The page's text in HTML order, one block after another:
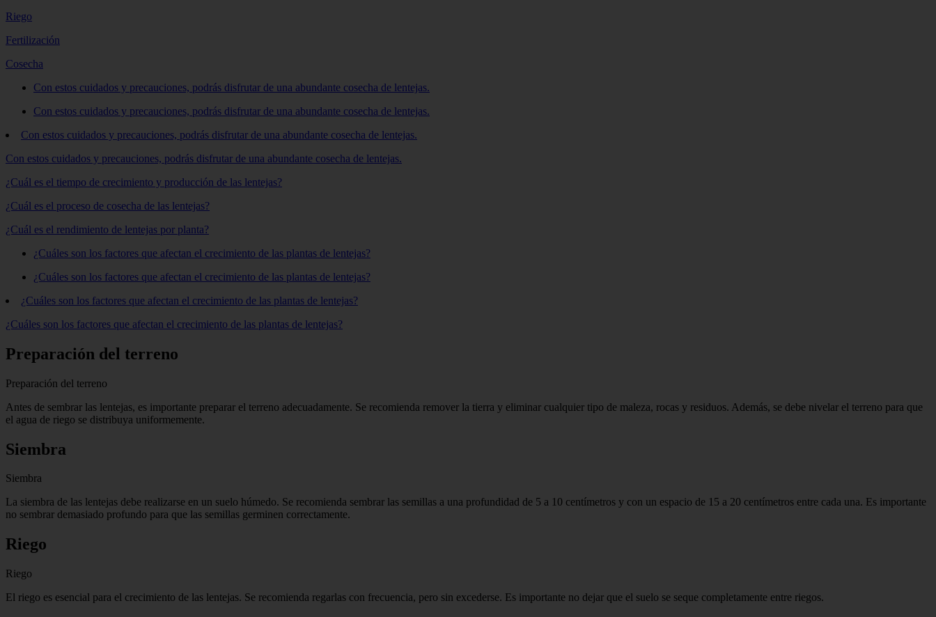
Riego
Fertilización
Cosecha
Con estos cuidados y precauciones, podrás disfrutar de una abundante cosecha de lentejas.
Con estos cuidados y precauciones, podrás disfrutar de una abundante cosecha de lentejas.
Con estos cuidados y precauciones, podrás disfrutar de una abundante cosecha de lentejas.
Con estos cuidados y precauciones, podrás disfrutar de una abundante cosecha de lentejas.
¿Cuál es el tiempo de crecimiento y producción de las lentejas?
¿Cuál es el proceso de cosecha de las lentejas?
¿Cuál es el rendimiento de lentejas por planta?
¿Cuáles son los factores que afectan el crecimiento de las plantas de lentejas?
¿Cuáles son los factores que afectan el crecimiento de las plantas de lentejas?
¿Cuáles son los factores que afectan el crecimiento de las plantas de lentejas?
¿Cuáles son los factores que afectan el crecimiento de las plantas de lentejas?
Preparación del terreno
Preparación del terreno
Antes de sembrar las lentejas, es importante preparar el terreno adecuadamente. Se recomienda remover la tierra y eliminar cualquier tipo de maleza, rocas y residuos. Además, se debe nivelar el terreno para que
el agua de riego se distribuya uniformemente.
Siembra
Siembra
La siembra de las lentejas debe realizarse en un suelo húmedo. Se recomienda sembrar las semillas a una profundidad de 5 a 10 centímetros y con un espacio de 15 a 20 centímetros entre cada una. Es importante
no sembrar demasiado profundo para que las semillas germinen correctamente.
Riego
Riego
El riego es esencial para el crecimiento de las lentejas. Se recomienda regarlas con frecuencia, pero sin excederse. Es importante no dejar que el suelo se seque completamente entre riegos.